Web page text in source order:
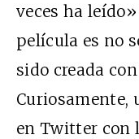
veces ha
película es no
sido creada
Curiosamente,
en Twitter con